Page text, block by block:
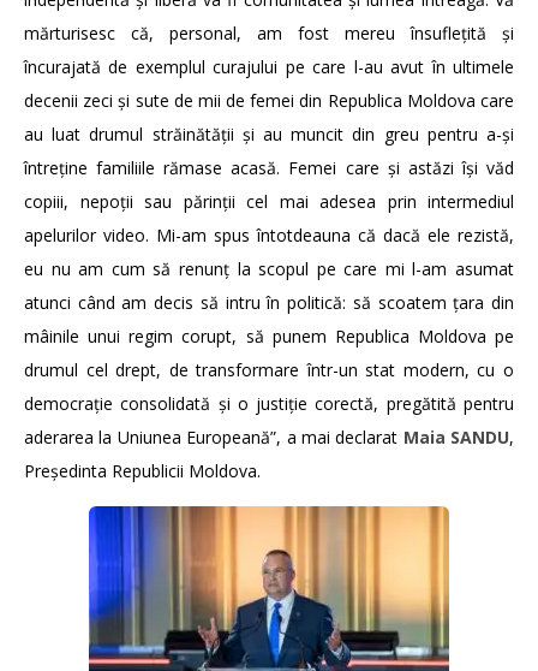
mărturisesc că, personal, am fost mereu însuflețită și
încurajată de exemplul curajului pe care l-au avut în ultimele
decenii zeci și sute de mii de femei din Republica Moldova care
au luat drumul străinătății și au muncit din greu pentru a-și
întreține familiile rămase acasă. Femei care și astăzi își văd
copiii, nepoții sau părinții cel mai adesea prin intermediul
apelurilor video. Mi-am spus întotdeauna că dacă ele rezistă,
eu nu am cum să renunț la scopul pe care mi l-am asumat
atunci când am decis să intru în politică: să scoatem țara din
mâinile unui regim corupt, să punem Republica Moldova pe
drumul cel drept, de transformare într-un stat modern, cu o
democrație consolidată și o justiție corectă, pregătită pentru
aderarea la Uniunea Europeană”, a mai declarat Maia SANDU,
Președinta Republicii Moldova.